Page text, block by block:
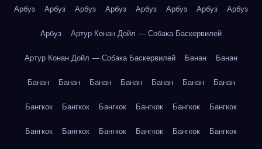
Арбуз Арбуз Арбуз Арбуз Арбуз Арбуз Арбуз Арбуз
Арбуз Артур Конан Дойл — Собака Баскервилей
Артур Конан Дойл — Собака Баскервилей Банан Банан
Банан Банан Банан Банан Банан Банан Банан
Бангкок Бангкок Бангкок Бангкок Бангкок Бангкок
Бангкок Бангкок Бангкок Бангкок Бангкок Бангкок